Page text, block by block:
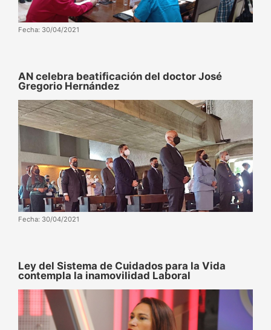
Fecha: 30/04/2021
AN celebra beatificación del doctor José
Gregorio Hernández
Fecha: 30/04/2021
Ley del Sistema de Cuidados para la Vida
contempla la inamovilidad Laboral